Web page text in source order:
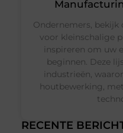
RECENTE
Ondernemers,
voor kleinschalige
inspireren om uw
beginnen. Deze
industrieën,
houtbewerking,